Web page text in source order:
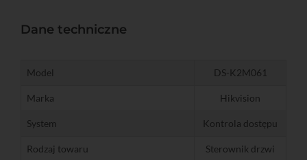
Dane techniczne
Model DS-K2M061
Marka Hikvision
System Kontrola dostępu
Rodzaj towaru Sterownik drzwi